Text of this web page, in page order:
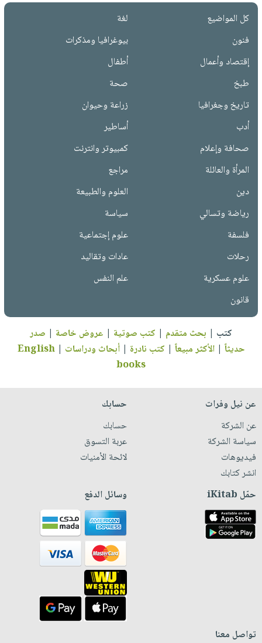
كل المواضيع
لغة
فنون
بيوغرافيا ومذكرات
إقتصاد وأعمال
أطفال
طبخ
صحة
تاريخ وجغرافيا
زراعة وحيوان
أدب
أساطير
صحافة وإعلام
كمبيوتر وانترنت
المرأة والعائلة
مراجع
دين
العلوم والطبيعة
رياضة وتسالي
سياسة
فلسفة
علوم إجتماعية
رحلات
عادات وتقاليد
علوم عسكرية
علم النفس
قانون
كتب | بحث متقدم | كتب صوتية | عروض خاصة | صدر
حديثاً |الأكثر مبيعاً | كتب نادرة |أبحاث ودراسات |
English
books
عن نيل وفرات
عن الشركة
سياسة الشركة
فيديوهات
انشر كتابك
حسابك
حسابك
عربة التسوق
لائحة الأمنيات
حمّل iKitab وسائل الدفع
تواصل معنا